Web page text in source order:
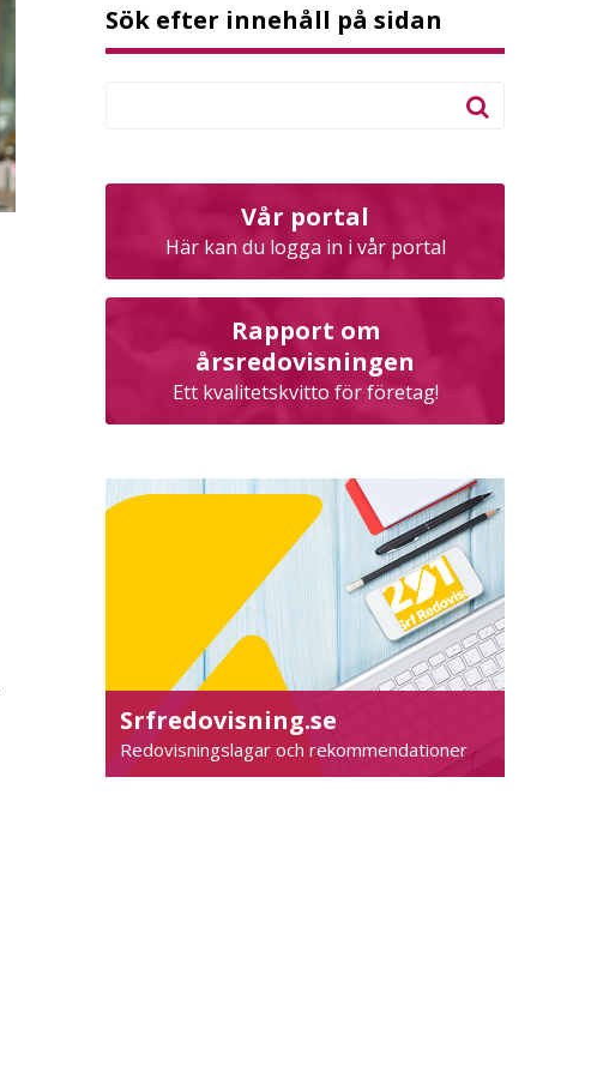
Sök efter innehåll på sidan
Vår portal
Här kan du logga in i vår portal
Rapport om
årsredovisningen
Ett kvalitetskvitto för företag!
Srfredovisning.se
Redovisningslagar och rekommendationer